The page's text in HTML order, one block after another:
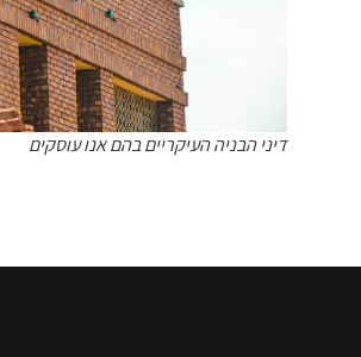
דיני הבניה העיקריים בהם אנו עוסקים